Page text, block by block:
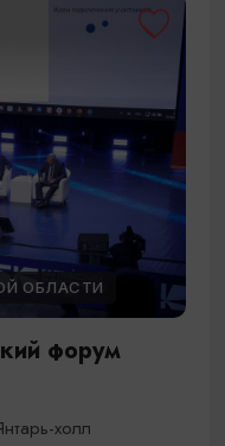
ОБЛАСТИ
форум
холл